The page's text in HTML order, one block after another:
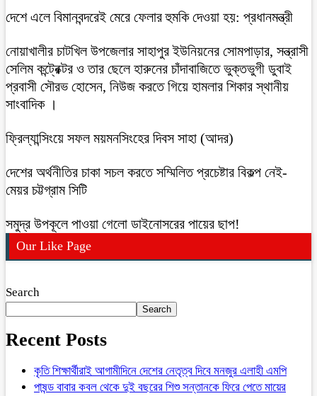
দেশে এলে বিমানবন্দরেই মেরে ফেলার হুমকি দেওয়া হয়: প্রধানমন্ত্রী
নোয়াখালীর চাটখিল উপজেলার সাহাপুর ইউনিয়নের সোমপাড়ার, সন্ত্রাসী
সেলিম কন্ট্রেক্টর ও তার ছেলে হারুনের চাঁদাবাজিতে ভুক্তভুগী ডুবাই
প্রবাসী সৌরভ হোসেন, নিউজ করতে গিয়ে হামলার শিকার স্থানীয়
সাংবাদিক ।
ফ্রিল্যান্সিংয়ে সফল ময়মনসিংহের দিবস সাহা (আদর)
দেশের অর্থনীতির চাকা সচল করতে সম্মিলিত প্রচেষ্টার বিকল্প নেই-
মেয়র চট্টগ্রাম সিটি
সমুদ্র উপকূলে পাওয়া গেলো ডাইনোসরের পায়ের ছাপ!
Our Like Page
Search
Search
Recent Posts
কৃতি শিক্ষার্থীরাই আগামীদিনে দেশের নেতৃত্ব দিবে মনজুর এলাহী এমপি
পাষন্ড বাবার কবল থেকে দুই বছরের শিশু সন্তানকে ফিরে পেতে মায়ের